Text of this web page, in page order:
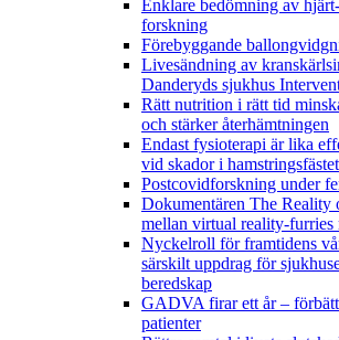
Enklare bedömning av
forskning
Förebyggande
Livesändning av
Danderyds sjukhus
Rätt nutrition i rätt tid
och stärker återhämtningen
Endast fysioterapi är lika
vid skador i hamstringsfästet
Postcovidforskning under
Dokumentären The Reality
mellan virtual reality-furries
Nyckelroll för framtidens
särskilt uppdrag för
beredskap
GADVA firar ett år –
patienter